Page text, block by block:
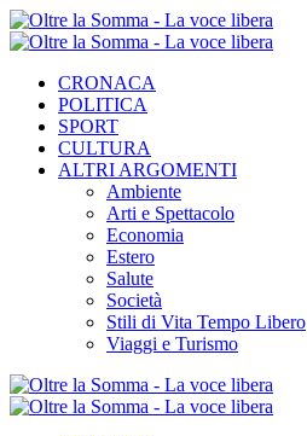
CRONACA
POLITICA
SPORT
CULTURA
ALTRI ARGOMENTI
Ambiente
Arti e Spettacolo
Economia
Estero
Salute
Società
Stili di Vita Tempo Libero
Viaggi e Turismo